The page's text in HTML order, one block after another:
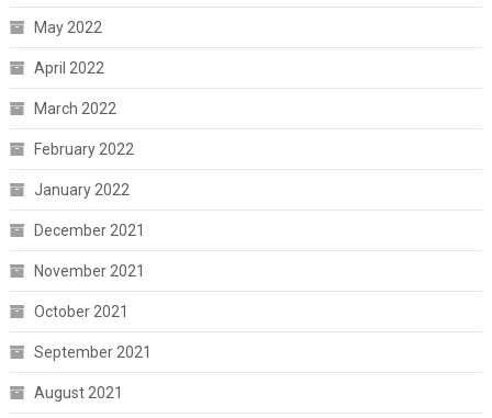
May 2022
April 2022
March 2022
February 2022
January 2022
December 2021
November 2021
October 2021
September 2021
August 2021